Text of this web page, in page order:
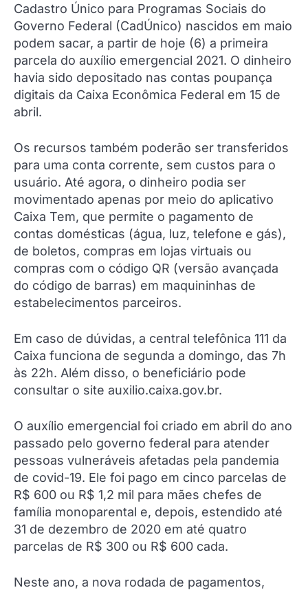
Cadastro Único para Programas Sociais do
Governo Federal (CadÚnico) nascidos em maio
podem sacar, a partir de hoje (6) a primeira
parcela do auxílio emergencial 2021. O dinheiro
havia sido depositado nas contas poupança
digitais da Caixa Econômica Federal em 15 de
abril.
Os recursos também poderão ser transferidos
para uma conta corrente, sem custos para o
usuário. Até agora, o dinheiro podia ser
movimentado apenas por meio do aplicativo
Caixa Tem, que permite o pagamento de
contas domésticas (água, luz, telefone e gás),
de boletos, compras em lojas virtuais ou
compras com o código QR (versão avançada
do código de barras) em maquininhas de
estabelecimentos parceiros.
Em caso de dúvidas, a central telefônica 111 da
Caixa funciona de segunda a domingo, das 7h
às 22h. Além disso, o beneficiário pode
consultar o site auxilio.caixa.gov.br.
O auxílio emergencial foi criado em abril do ano
passado pelo governo federal para atender
pessoas vulneráveis afetadas pela pandemia
de covid-19. Ele foi pago em cinco parcelas de
R$ 600 ou R$ 1,2 mil para mães chefes de
família monoparental e, depois, estendido até
31 de dezembro de 2020 em até quatro
parcelas de R$ 300 ou R$ 600 cada.
Neste ano, a nova rodada de pagamentos,